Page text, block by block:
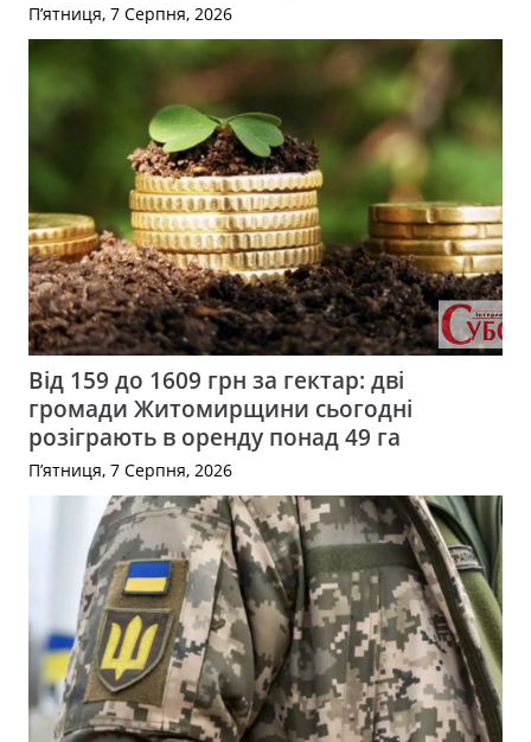
П’ятниця, 7 Серпня, 2026
Від 159 до 1609 грн за гектар: дві
громади Житомирщини сьогодні
розіграють в оренду понад 49 га
П’ятниця, 7 Серпня, 2026